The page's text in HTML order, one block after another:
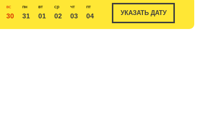
вс
30
пн
31
вт
01
ср
02
чт
03
пт
04